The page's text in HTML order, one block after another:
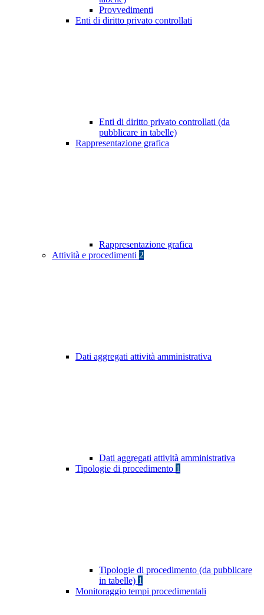
Provvedimenti
Enti di diritto privato controllati
Enti di diritto privato controllati (da
pubblicare in tabelle)
Rappresentazione grafica
Rappresentazione grafica
Attività e procedimenti 2
Dati aggregati attività amministrativa
Dati aggregati attività amministrativa
Tipologie di procedimento 1
Tipologie di procedimento (da pubblicare
in tabelle) 1
Monitoraggio tempi procedimentali